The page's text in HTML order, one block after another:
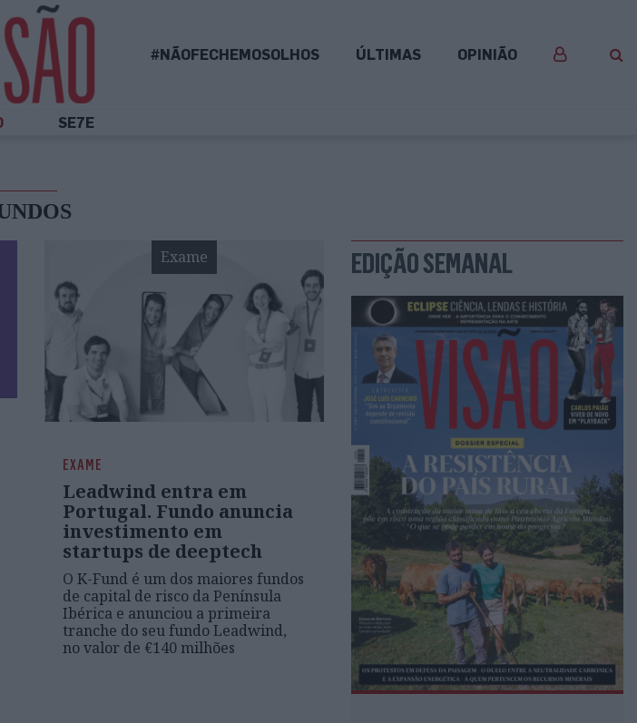
#NÃOFECHEMOSOLHOS ÚLTIMAS OPINIÃO
SE7E
Exame
EXAME
Leadwind entra em
Portugal. Fundo anuncia
investimento em
startups de deeptech
O K-Fund é um dos maiores fundos
de capital de risco da Península
Ibérica e anunciou a primeira
tranche do seu fundo Leadwind,
no valor de €140 milhões
EDIÇÃO SEMANAL